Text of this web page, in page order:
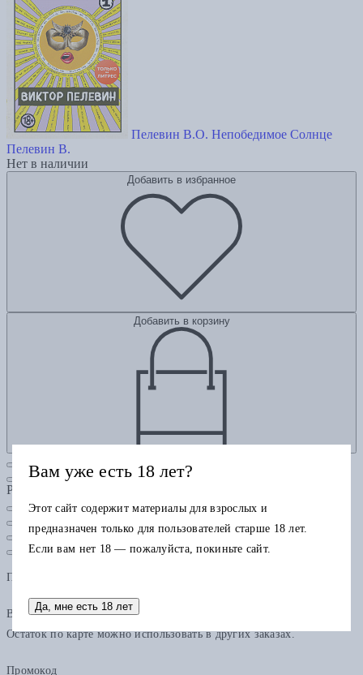
Пелевин В.О. Непобедимое Солнце
Пелевин В.
Нет в наличии
Добавить в избранное
Добавить в корзину
Рубрики
Подарочная карта
В одном заказе можно применить только одну подарочную карту.
Остаток по карте можно использовать в других заказах.
Промокод
Вам уже есть 18 лет?
Этот сайт содержит материалы для взрослых и
предназначен только для пользователей старше 18 лет.
Если вам нет 18 — пожалуйста, покиньте сайт.
Да, мне есть 18 лет